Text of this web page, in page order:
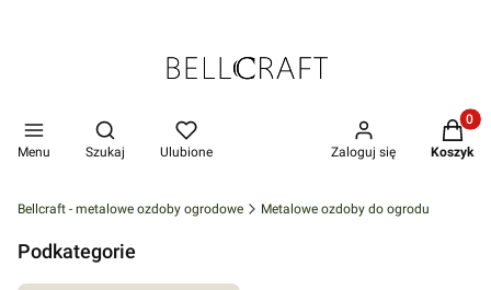
Menu
Otwórz wyszukiwarkę
Szukaj Ulubione Zaloguj się Koszyk
Bellcraft - metalowe ozdoby ogrodowe Metalowe ozdoby do ogrodu
Podkategorie